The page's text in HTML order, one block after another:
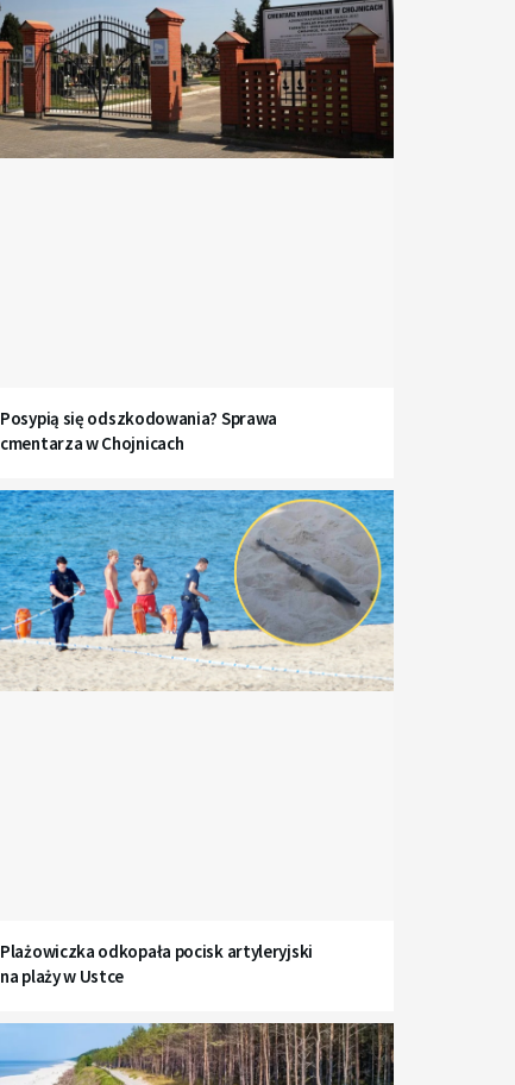
Posypią się odszkodowania? Sprawa
cmentarza w Chojnicach
Plażowiczka odkopała pocisk artyleryjski
na plaży w Ustce